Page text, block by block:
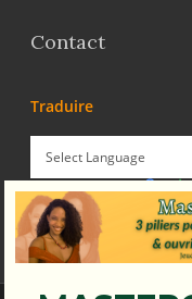
Contact
Traduire
Powered by